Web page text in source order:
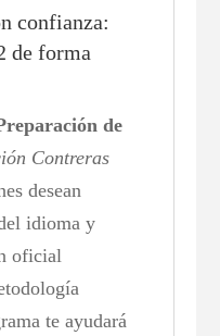
confianza:
de forma
de
Contreras
desean
idioma y
oficial
te ayudará